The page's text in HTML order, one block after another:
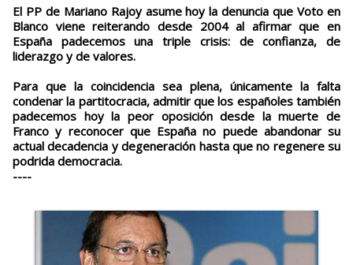
El PP de Mariano Rajoy asume hoy la denuncia que Voto en
Blanco viene reiterando desde 2004 al afirmar que en
España padecemos una triple crisis: de confianza, de
liderazgo y de valores.
Para que la coincidencia sea plena, únicamente la falta
condenar la partitocracia, admitir que los españoles también
padecemos hoy la peor oposición desde la muerte de
Franco y reconocer que España no puede abandonar su
actual decadencia y degeneración hasta que no regenere su
podrida democracia.
----